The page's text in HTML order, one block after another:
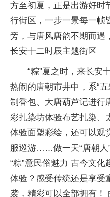
方至初夏，正是出游好时
行街区，一步一景每一帧
旁，与唐风唐韵不期而遇
长安十二时辰主题街区
“粽”夏之时，来长安
热闹的唐朝市井中，系“
制香包、大唐葫芦记进行
彩扎染坊体验布艺扎染、
体验面塑彩绘，还可以观
服巡游……做一天“唐朝人
“粽”意民俗魅力 古今文
体验？感受传统还是享受
袭，精彩可以全部拥有！